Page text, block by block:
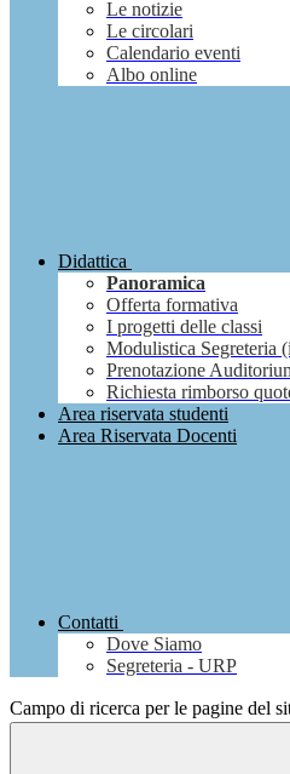
Le notizie
Le circolari
Calendario eventi
Albo online
Didattica
Panoramica
Offerta formativa
I progetti delle classi
Modulistica Segreteria
Prenotazione
Richiesta rimborso
Area riservata studenti
Area Riservata Docenti
Contatti
Dove Siamo
Segreteria - URP
Campo di ricerca per le pagine del